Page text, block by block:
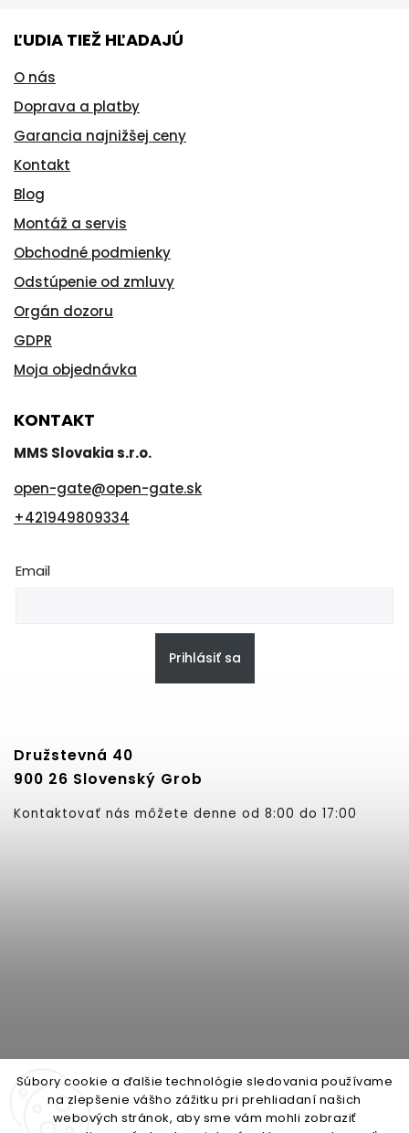
Súbory cookie a ďalšie technológie sledovania používame
na zlepšenie vášho zážitku pri prehliadaní našich
webových stránok, aby sme vám mohli zobraziť
ĽUDIA TIEŽ HĽADAJÚ
O nás
Doprava a platby
Garancia najnižšej ceny
Kontakt
Blog
Montáž a servis
Obchodné podmienky
Odstúpenie od zmluvy
Orgán dozoru
GDPR
Moja objednávka
KONTAKT
MMS Slovakia s.r.o.
open-gate@open-gate.sk
+421949809334
Email
Prihlásiť sa
Družstevná 40
900 26 Slovenský Grob
Kontaktovať nás môžete denne od 8:00 do 17:00